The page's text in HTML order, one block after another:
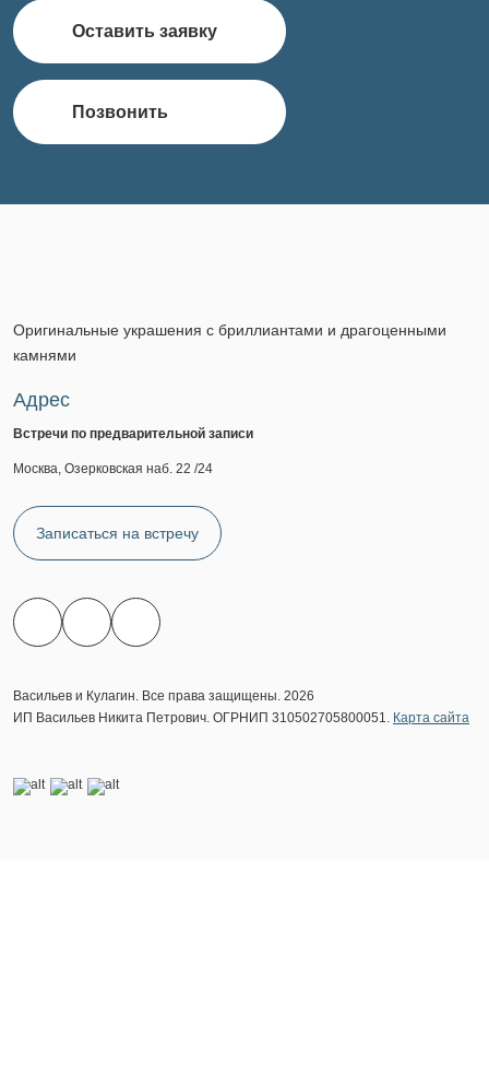
Оставить заявку
Позвонить
Оригинальные украшения с бриллиантами и драгоценными
камнями
Адрес
Встречи по предварительной записи
Москва, Озерковская наб. 22 /24
Записаться на встречу
Васильев и Кулагин. Все права защищены. 2026
ИП Васильев Никита Петрович. ОГРНИП 310502705800051. Карта сайта